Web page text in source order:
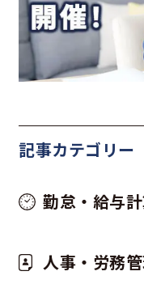
記事カテゴリー
勤怠・給与
人事・労務